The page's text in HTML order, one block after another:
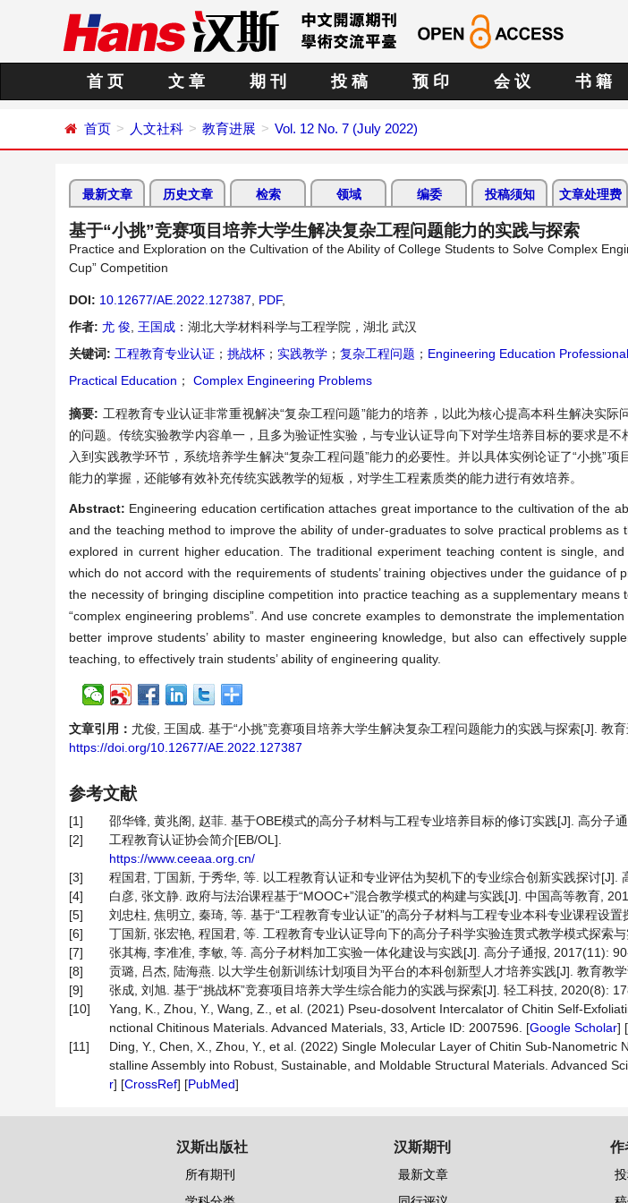
首 页 文 章 期 刊 投 稿 预 印 会 议 书 籍
首页 人文社科 教育进展 Vol. 12 No. 7 (July 2022)
最新文章 历史文章 检索 领域 编委 投稿须知 文章处理费
基于“小挑”竞赛项目培养大学生解决复杂工程问题能力的实践与探索
Practice and Exploration on the Cultivation of the Ability of College Students to Solve Complex
Cup” Competition
DOI: 10.12677/AE.2022.127387 PDF,
作者: 尤 俊 王国成 ：湖北大学材料科学与工程学院，湖北 武汉
关键词: 工程教育专业认证 ； 挑战杯 ； 实践教学 ； 复杂工程问题 ； Engineering Education
Practical Education ； Complex Engineering Problems
摘要: 工程教育专业认证非常重视解决“复杂工程问题”能力的培养，以此为核心提高本科生解决实
的问题。传统实验教学内容单一，且多为验证性实验，与专业认证导向下对学生培养目标的要求是
入到实践教学环节，系统培养学生解决“复杂工程问题”能力的必要性。并以具体实例论证了“小挑”
能力的掌握，还能够有效补充传统实践教学的短板，对学生工程素质类的能力进行有效培养。
Abstract: Engineering education certification attaches great importance to the cultivation of the
and the teaching method to improve the ability of under-graduates to solve practical problems
explored in current higher education. The traditional experiment teaching content is single,
which do not accord with the requirements of students’ training objectives under the guidance of
the necessity of bringing discipline competition into practice teaching as a supplementary means
“complex engineering problems”. And use concrete examples to demonstrate the
better improve students’ ability to master engineering knowledge, but also can effectively
teaching, to effectively train students’ ability of engineering quality.
文章引用： 尤俊, 王国成. 基于“小挑”竞赛项目培养大学生解决复杂工程问题能力的实践与探索[J]. 教
https://doi.org/10.12677/AE.2022.127387
参考文献
[1]
邵华锋, 黄兆阁, 赵菲. 基于OBE模式的高分子材料与工程专业培养目标的修订实践[J]. 高分子
[2]
工程教育认证协会简介[EB/OL].
https://www.ceeaa.org.cn/
[3]
程国君, 丁国新, 于秀华, 等. 以工程教育认证和专业评估为契机下的专业综合创新实践探讨[J].
[4]
白彦, 张文静. 政府与法治课程基于“MOOC+”混合教学模式的构建与实践[J]. 中国高等教育,
[5]
刘忠柱, 焦明立, 秦琦, 等. 基于“工程教育专业认证”的高分子材料与工程专业本科专业课程设
[6]
丁国新, 张宏艳, 程国君, 等. 工程教育专业认证导向下的高分子科学实验连贯式教学模式探索
[7]
张其梅, 李准准, 李敏, 等. 高分子材料加工实验一体化建设与实践[J]. 高分子通报, 2017(11):
[8]
贡璐, 吕杰, 陆海燕. 以大学生创新训练计划项目为平台的本科创新型人才培养实践[J]. 教育教
[9]
张成, 刘旭. 基于“挑战杯”竞赛项目培养大学生综合能力的实践与探索[J]. 轻工科技, 2020(8):
[10]
Yang, K., Zhou, Y., Wang, Z., et al. (2021) Pseu-dosolvent Intercalator of Chitin Self-
nctional Chitinous Materials. Advanced Materials, 33, Article ID: 2007596. [Google Scholar] [
[11]
Ding, Y., Chen, X., Zhou, Y., et al. (2022) Single Molecular Layer of Chitin Sub-Nanometric
stalline Assembly into Robust, Sustainable, and Moldable Structural Materials. Advanced
r] [CrossRef] [PubMed]
汉斯出版社
所有期刊
汉斯期刊
最新文章
作